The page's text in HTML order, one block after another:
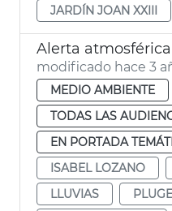
JARDÍN JOAN XXIII
Alerta atmosférica
modificado hace 3
MEDIO AMBIENTE
TODAS LAS
EN PORTADA
ISABEL LOZANO
LLUVIAS